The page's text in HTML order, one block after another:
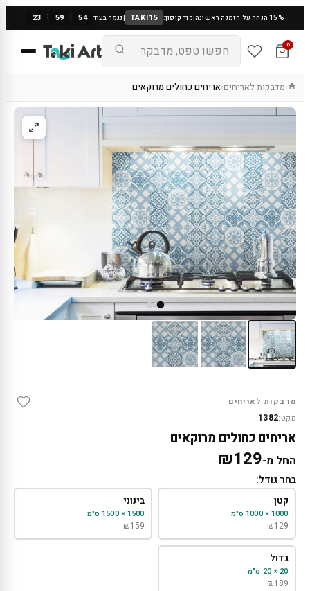
15% הנחה על הזמנה ראשונה |קוד קופון: TAKI15
|נגמר בעוד 23 : 59 : 54
0
›מדבקות לאריחים›אריחים כחולים מרוקאים
מדבקות לאריחים
מקט:1382
אריחים כחולים מרוקאים
החל מ- ₪129
בחר גודל:
קטן
1000 × 1000 ס"מ
₪129
בינוני
1500 × 1500 ס"מ
₪159
גדול
20 × 20 ס"מ
₪189